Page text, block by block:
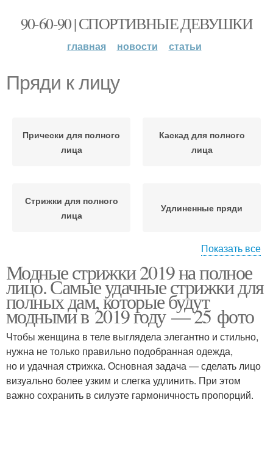
90-60-90 | СПОРТИВНЫЕ ДЕВУШКИ
главная новости статьи
Пряди к лицу
Прически для полного
лица
Каскад для полного
лица
Стрижки для полного
лица
Удлиненные пряди
подбородком
Прически для круглого
лица
Круглое лицо Квадратное лицо
Волосы для круглого
Женщины с круглым
Показать все
Модные стрижки 2019 на полное
лицо. Самые удачные стрижки для
полных дам, которые будут
модными в 2019 году — 25 фото
Чтобы женщина в теле выглядела элегантно и стильно,
нужна не только правильно подобранная одежда,
но и удачная стрижка. Основная задача — сделать лицо
визуально более узким и слегка удлинить. При этом
важно сохранить в силуэте гармоничность пропорций.